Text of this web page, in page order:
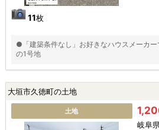
11枚
●「建築条件なし」お好きなハウスメーカ
の1号地
大垣市久徳町の土地
土地
岐阜